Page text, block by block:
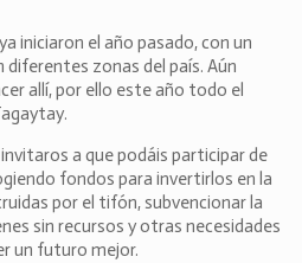
iniciaron el año pasado, con un
zonas del país. Aún
allí, por ello este año todo el
a que podáis participar de
fondos para invertirlos en la
por el tifón, subvencionar la
sin recursos y otras necesidades
un futuro mejor.